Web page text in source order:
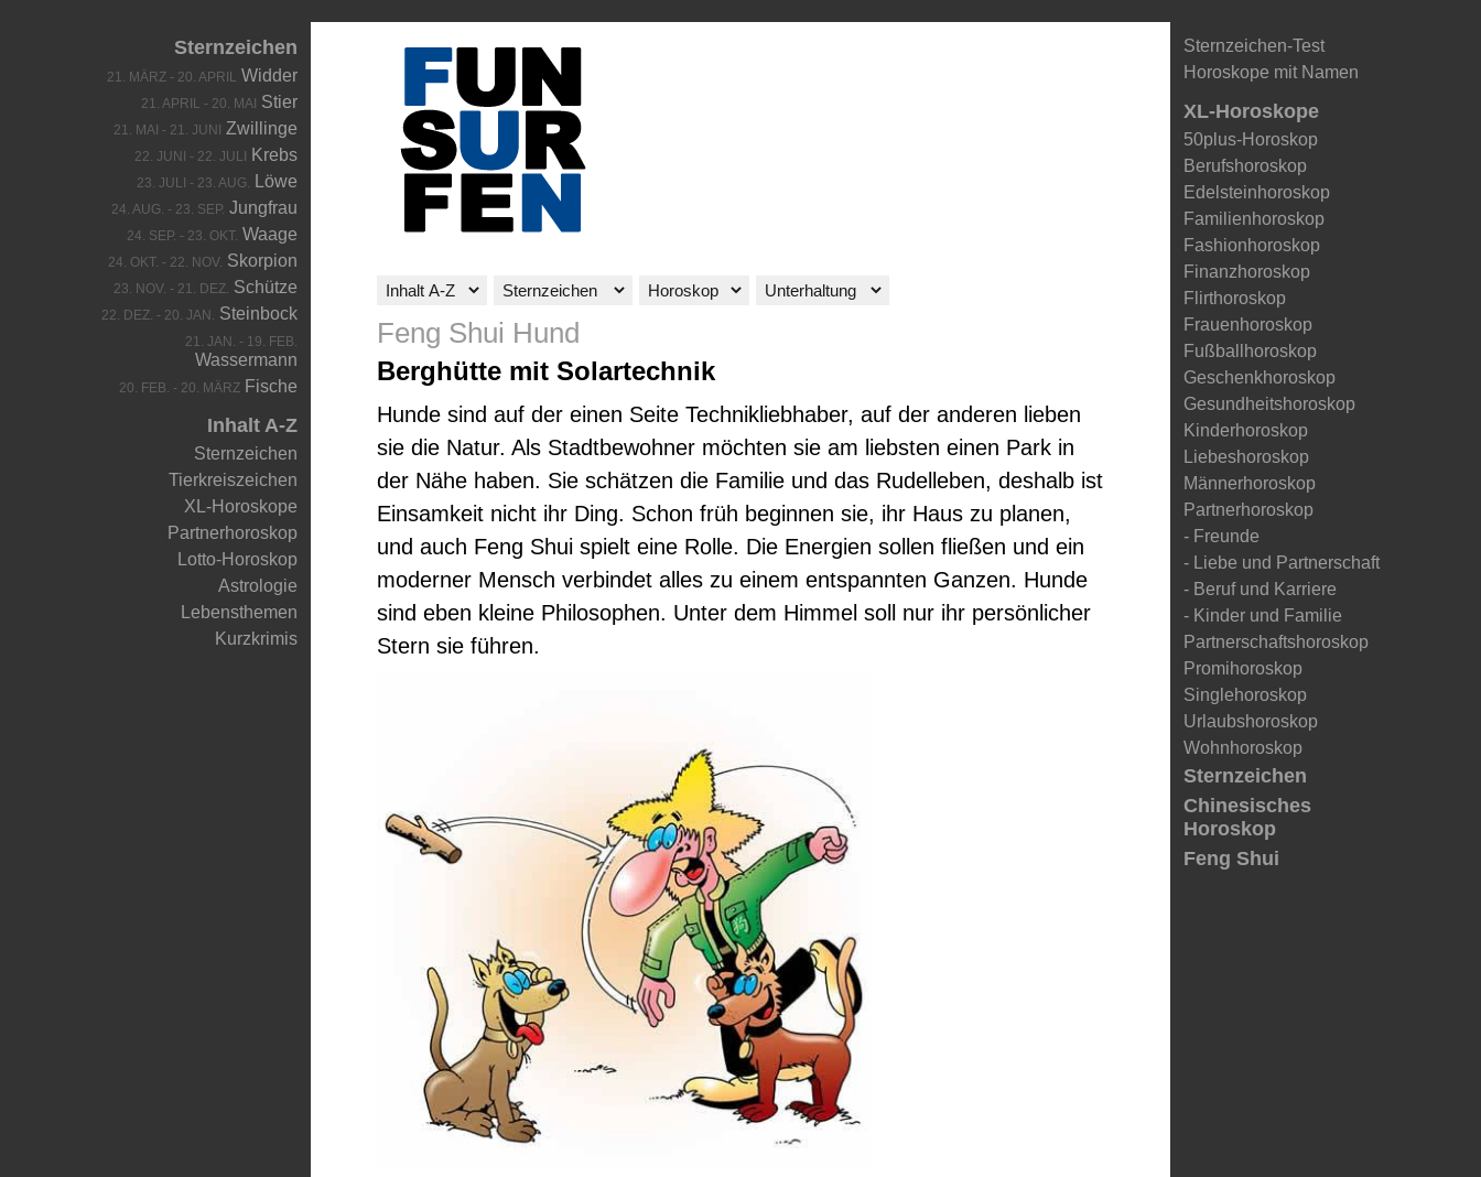
Sternzeichen
21. MÄRZ - 20. APRIL Widder
21. APRIL - 20. MAI Stier
21. MAI - 21. JUNI Zwillinge
22. JUNI - 22. JULI Krebs
23. JULI - 23. AUG. Löwe
24. AUG. - 23. SEP. Jungfrau
24. SEP. - 23. OKT. Waage
24. OKT. - 22. NOV. Skorpion
23. NOV. - 21. DEZ. Schütze
22. DEZ. - 20. JAN. Steinbock
21. JAN. - 19. FEB.
Wassermann
20. FEB. - 20. MÄRZ Fische
Inhalt A-Z
Sternzeichen
Tierkreiszeichen
XL-Horoskope
Partnerhoroskop
Lotto-Horoskop
Astrologie
Lebensthemen
Kurzkrimis
Sternzeichen-Test
Horoskope mit Namen
XL-Horoskope
50plus-Horoskop
Berufshoroskop
Edelsteinhoroskop
Familienhoroskop
Fashionhoroskop
Finanzhoroskop
Flirthoroskop
Frauenhoroskop
Fußballhoroskop
Geschenkhoroskop
Gesundheitshoroskop
Kinderhoroskop
Liebeshoroskop
Männerhoroskop
Partnerhoroskop
- Freunde
- Liebe und Partnerschaft
- Beruf und Karriere
- Kinder und Familie
Partnerschaftshoroskop
Promihoroskop
Singlehoroskop
Urlaubshoroskop
Wohnhoroskop
Sternzeichen
Chinesisches
Horoskop
Feng Shui
Feng Shui Hund
Berghütte mit Solartechnik
Hunde sind auf der einen Seite Technikliebhaber, auf der anderen lieben
sie die Natur. Als Stadtbewohner möchten sie am liebsten einen Park in
der Nähe haben. Sie schätzen die Familie und das Rudelleben, deshalb ist
Einsamkeit nicht ihr Ding. Schon früh beginnen sie, ihr Haus zu planen,
und auch Feng Shui spielt eine Rolle. Die Energien sollen fließen und ein
moderner Mensch verbindet alles zu einem entspannten Ganzen. Hunde
sind eben kleine Philosophen. Unter dem Himmel soll nur ihr persönlicher
Stern sie führen.